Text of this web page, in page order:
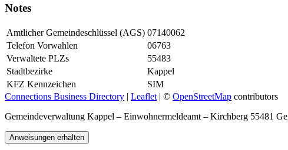
Notes
Amtlicher Gemeindeschlüssel (AGS) 07140062
Telefon Vorwahlen
06763
Verwaltete PLZs
55483
Stadtbezirke
Kappel
KFZ Kennzeichen
SIM
Connections Business Directory | Leaflet | © OpenStreetMap contributors
Gemeindeverwaltung Kappel – Einwohnermeldeamt – Kirchberg 55481
Anweisungen erhalten